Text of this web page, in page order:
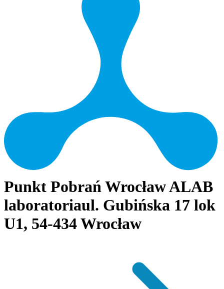
Punkt Pobrań Wrocław ALAB
laboratoriaul. Gubińska 17 lok
U1, 54-434 Wrocław